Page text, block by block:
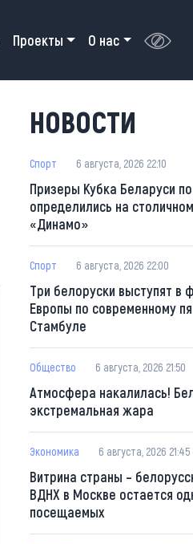
Проекты О нас
НОВОСТИ
Спорт 6 августа, 2026 22:10
Призеры Кубка Беларуси
определились на
«Динамо»
Спорт 6 августа, 2026 22:00
Три белоруски выступят в
Европы по современному
Стамбуле
Общество 6 августа, 2026 21:50
Атмосфера накалилась!
экстремальная жара
Экономика 6 августа, 2026 21:45
Витрина страны –
ВДНХ в Москве остается
посещаемых